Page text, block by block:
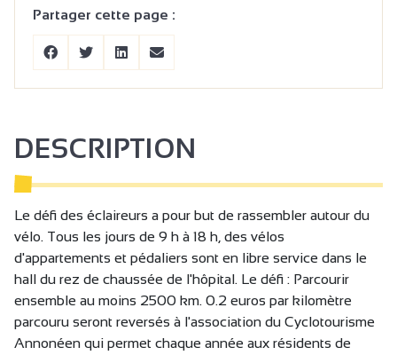
Partager cette page :
DESCRIPTION
Le défi des éclaireurs a pour but de rassembler autour du
vélo. Tous les jours de 9 h à 18 h, des vélos
d'appartements et pédaliers sont en libre service dans le
hall du rez de chaussée de l'hôpital. Le défi : Parcourir
ensemble au moins 2500 km. 0.2 euros par kilomètre
parcouru seront reversés à l'association du Cyclotourisme
Annonéen qui permet chaque année aux résidents de